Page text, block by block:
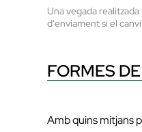
Una vegada
d'enviament si el
FORMES
Amb quins mitjans